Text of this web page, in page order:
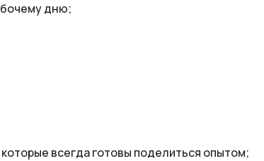
дню;
всегда готовы поделиться опытом;